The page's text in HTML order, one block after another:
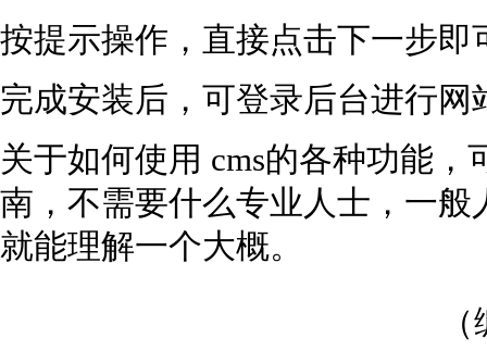
按提示操作，直接点击下一步即
完成安装后，可登录后台进行网
关于如何使用 cms的各种功能，
南，不需要什么专业人士，一
就能理解一个大概。